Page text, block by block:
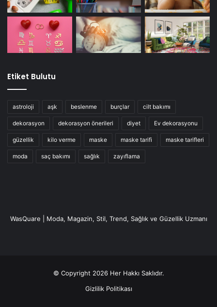
Etiket Bulutu
astroloji aşk beslenme burçlar cilt bakımı
dekorasyon dekorasyon önerileri diyet Ev dekorasyonu
güzellik kilo verme maske maske tarifi maske tarifleri
moda saç bakımı sağlık zayıflama
WasQuare | Moda, Magazin, Stil, Trend, Sağlık ve Güzellik Uzmanı
© Copyright 2026 Her Hakkı Saklıdır.
Gizlilik Politikası